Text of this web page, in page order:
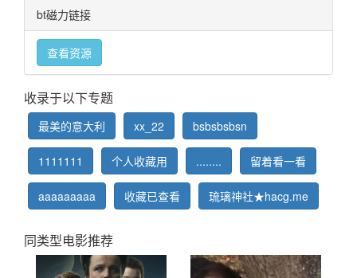
bt磁力链接
查看资源
收录于以下专题
最美的意大利 xx_22 bsbsbsbsn
1111111 个人收藏用 ........ 留着看一看
aaaaaaaaa 收藏已查看 琉璃神社★hacg.me
同类型电影推荐